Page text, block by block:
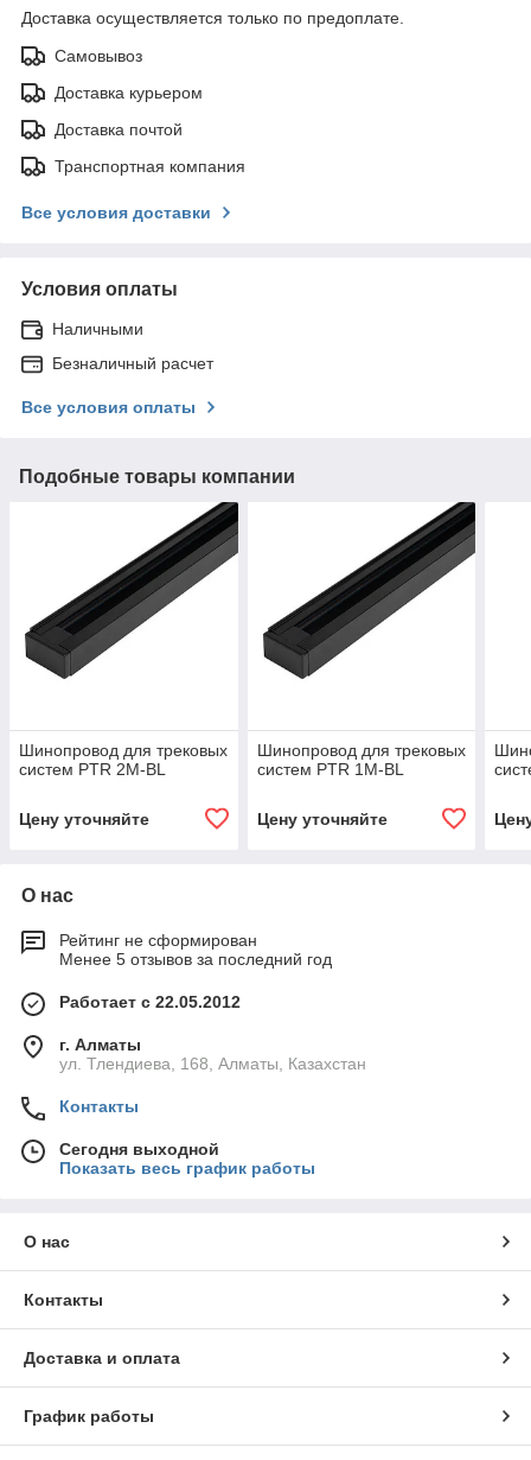
Доставка осуществляется только по предоплате.
Самовывоз
Доставка курьером
Доставка почтой
Транспортная компания
Все условия доставки
Условия оплаты
Наличными
Безналичный расчет
Все условия оплаты
Подобные товары компании
Шинопровод для трековых
систем PTR 2M-BL
Цену уточняйте
Шинопровод для трековых
систем PTR 1M-BL
Цену уточняйте
О нас
Рейтинг не сформирован
Менее 5 отзывов за последний год
Работает с 22.05.2012
г. Алматы
ул. Тлендиева, 168, Алматы, Казахстан
Контакты
Сегодня выходной
Показать весь график работы
О нас
Контакты
Доставка и оплата
График работы